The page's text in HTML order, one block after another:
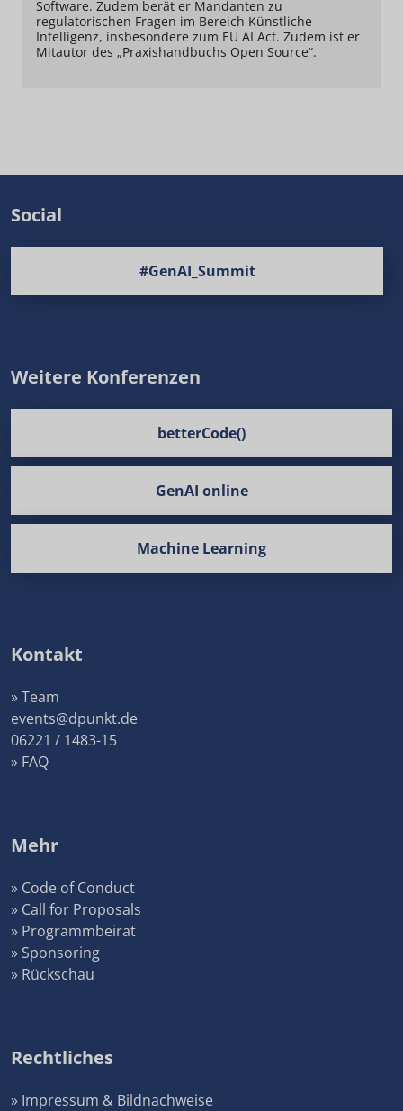
Software. Zudem berät er Mandanten zu
regulatorischen Fragen im Bereich Künstliche
Intelligenz, insbesondere zum EU AI Act. Zudem ist er
Mitautor des „Praxishandbuchs Open Source“.
Social
#GenAI_Summit
Weitere Konferenzen
betterCode()
GenAI online
Machine Learning
Kontakt
» Team
events@dpunkt.de
06221 / 1483-15
» FAQ
Mehr
» Code of Conduct
» Call for Proposals
» Programmbeirat
» Sponsoring
» Rückschau
Rechtliches
» Impressum & Bildnachweise